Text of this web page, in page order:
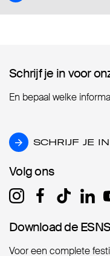
Schrijf je in voor
Schrijf je in voor
En bepaal welke
SCHRIJF JE IN
SCHRIJF JE IN
Volg ons
Volg ons
Download de
Download de
Voor een complete